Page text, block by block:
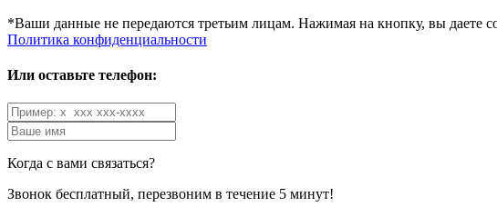
*Ваши данные не передаются третьим лицам. Нажимая на кнопку, вы даете
Политика конфиденциальности
Или оставьте телефон:
Когда с вами связаться?
Звонок бесплатный, перезвоним в течение 5 минут!